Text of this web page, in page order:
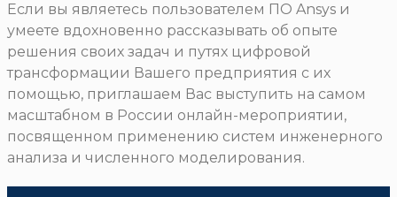
Если вы являетесь пользователем ПО Ansys и
умеете вдохновенно рассказывать об опыте
решения своих задач и путях цифровой
трансформации Вашего предприятия с их
помощью, приглашаем Вас выступить на самом
масштабном в России онлайн-мероприятии,
посвященном применению систем инженерного
анализа и численного моделирования.